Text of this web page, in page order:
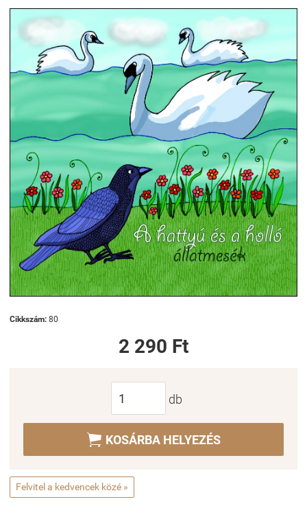
Cikkszám: 80
2 290 Ft
db
 KOSÁRBA HELYEZÉS
Felvitel a kedvencek közé »